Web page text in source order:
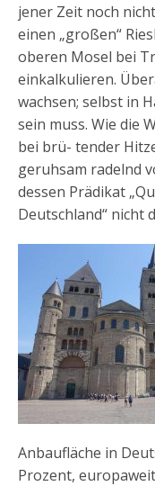
jener Zeit noch
einen „großen“
oberen Mosel bei
einkalkulieren.
wachsen; selbst in
sein muss. Wie die
bei brü- tender
geruhsam radelnd
dessen Prädikat
Deutschland“ nicht
Anbaufläche in
Prozent,